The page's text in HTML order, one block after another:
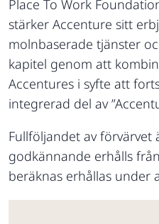
Place To Work
stärker Accenture sitt
molnbaserade tjänster
kapitel genom att
Accentures i syfte att
integrerad del av
Fullföljandet av förvärvet
godkännande erhålls
beräknas erhållas under